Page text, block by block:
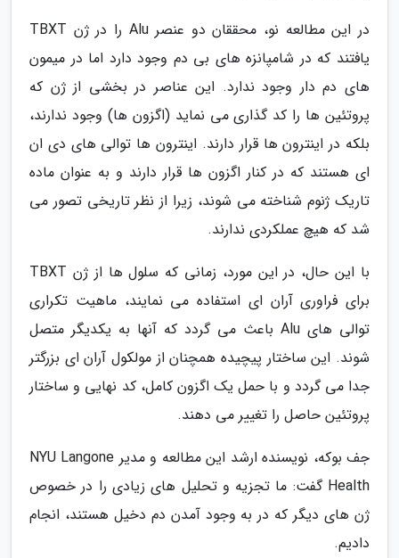
در این مطالعه نو، محققان دو عنصر Alu را در ژن TBXT
یافتند که در شامپانزه های بی دم وجود دارد اما در میمون
های دم دار وجود ندارد. این عناصر در بخشی از ژن که
پروتئین ها را کد گذاری می نماید (اگزون ها) وجود ندارند،
بلکه در اینترون ها قرار دارند. اینترون ها توالی های دی ان
ای هستند که در کنار اگزون ها قرار دارند و به عنوان ماده
تاریک ژنوم شناخته می شوند، زیرا از نظر تاریخی تصور می
شد که هیچ عملکردی ندارند.
با این حال، در این مورد، زمانی که سلول ها از ژن TBXT
برای فراوری آران ای استفاده می نمایند، ماهیت تکراری
توالی های Alu باعث می گردد که آنها به یکدیگر متصل
شوند. این ساختار پیچیده همچنان از مولکول آران ای بزرگتر
جدا می گردد و با حمل یک اگزون کامل، کد نهایی و ساختار
پروتئین حاصل را تغییر می دهند.
جف بوکه، نویسنده ارشد این مطالعه و مدیر NYU Langone
Health گفت: ما تجزیه و تحلیل های زیادی را در خصوص
ژن های دیگر که در به وجود آمدن دم دخیل هستند، انجام
دادیم.